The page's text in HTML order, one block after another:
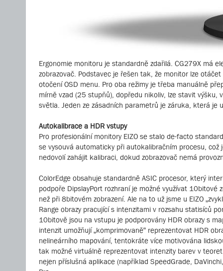
Ergonomie monitoru je standardně zdařilá. CG279X má
zobrazovač. Podstavec je řešen tak, že monitor lze
otočení OSD menu. Pro oba režimy je třeba manuálně
mírně vzad (25 stupňů), dopředu nikoliv, lze stavit
světla. Jeden ze zásadních parametrů je záruka, která je
Autokalibrace a HDR vstupy
Pro profesionální monitory EIZO se stalo de-facto
se vysouvá automaticky při autokalibračním procesu,
nedovolí zahájit kalibraci, dokud zobrazovač nemá
ColorEdge obsahuje standardně ASIC procesor, který
podpoře DipslayPort rozhraní je možné využívat
než při 8bitovém zobrazení. Ale na to už jsme u EIZO
Range obrazy pracující s intenzitami v rozsahu statisíců
10bitově jsou na vstupu je podporovány HDR obrazy s
intenzit umožňují „komprimovaně“ reprezentovat HDR
nelineárního mapování, tentokráte více motivována
tak možné virtuálně reprezentovat intenzity barev v
nejen příslušná aplikace (například SpeedGrade,